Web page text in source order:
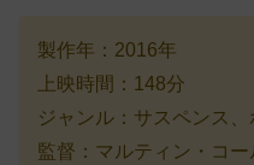
製作年：2016年
上映時間：148分
ジャンル：サスペンス、
監督：マルティン・コ